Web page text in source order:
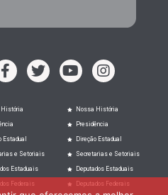
História
Estadual
e Setoriais
Estaduais
Federais
Nossa História
Presidência
Direção Estadual
Secretarias e Setoriais
Deputados Estaduais
Deputados Federais